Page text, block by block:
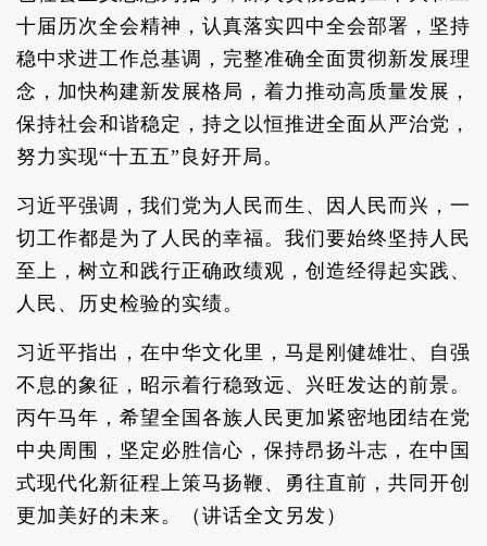
十届历次全会精神，认真落实四中全会部署，坚持
稳中求进工作总基调，完整准确全面贯彻新发展理
念，加快构建新发展格局，着力推动高质量发展，
保持社会和谐稳定，持之以恒推进全面从严治党，
努力实现“十五五”良好开局。
习近平强调，我们党为人民而生、因人民而兴，一
切工作都是为了人民的幸福。我们要始终坚持人民
至上，树立和践行正确政绩观，创造经得起实践、
人民、历史检验的实绩。
习近平指出，在中华文化里，马是刚健雄壮、自强
不息的象征，昭示着行稳致远、兴旺发达的前景。
丙午马年，希望全国各族人民更加紧密地团结在党
中央周围，坚定必胜信心，保持昂扬斗志，在中国
式现代化新征程上策马扬鞭、勇往直前，共同开创
更加美好的未来。（讲话全文另发）